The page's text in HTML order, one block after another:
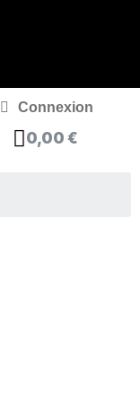
Connexion
0,00 €